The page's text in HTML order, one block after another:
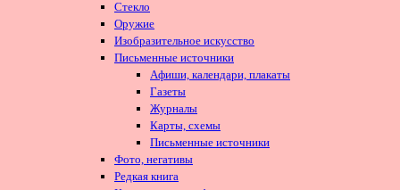
Стекло
Оружие
Изобразительное искусство
Письменные источники
Афиши, календари, плакаты
Газеты
Журналы
Карты, схемы
Письменные источники
Фото, негативы
Редкая книга